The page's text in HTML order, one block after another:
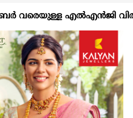
എൽഎൻജി വിതരണം